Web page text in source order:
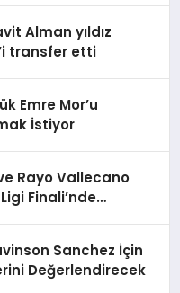
Alman yıldız
transfer etti
Emre Mor’u
İstiyor
Rayo Vallecano
Finali’nde
Sanchez İçin
Değerlendirecek